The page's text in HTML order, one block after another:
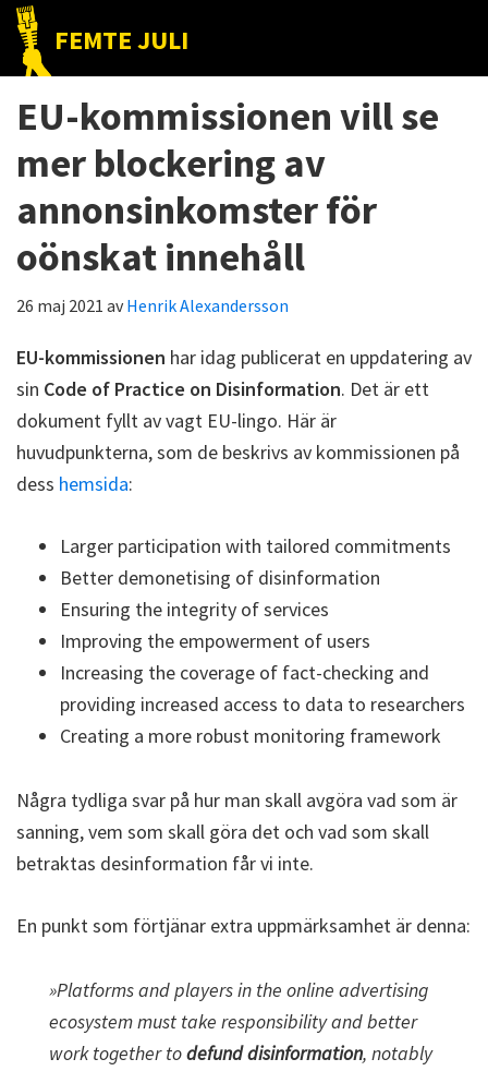
Hoppa
huvudnavigering
Hoppa
huvudinnehåll
Hoppa
det
primära
FEMTE JULI
Nätet
till
folket!
EU-kommissionen vill se
mer blockering av
annonsinkomster för
oönskat innehåll
26 maj 2021 avHenrik Alexandersson
EU-kommissionen har idag publicerat en uppdatering av
sin Code of Practice on Disinformation. Det är ett
dokument fyllt av vagt EU-lingo. Här är
huvudpunkterna, som de beskrivs av kommissionen på
dess hemsida:
Larger participation with tailored commitments
Better demonetising of disinformation
Ensuring the integrity of services
Improving the empowerment of users
Increasing the coverage of fact-checking and
providing increased access to data to researchers
Creating a more robust monitoring framework
Några tydliga svar på hur man skall avgöra vad som är
sanning, vem som skall göra det och vad som skall
betraktas desinformation får vi inte.
En punkt som förtjänar extra uppmärksamhet är denna:
»Platforms and players in the online advertising
ecosystem must take responsibility and better
work together todefund disinformation, notably